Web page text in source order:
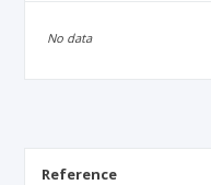
No data
Reference